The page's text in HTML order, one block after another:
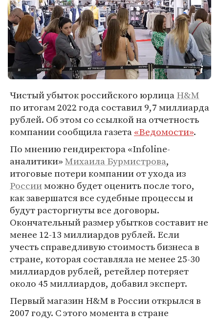
Чистый убыток российского юрлицаH&M
по итогам 2022 года составил 9,7 миллиарда
рублей. Об этом со ссылкой на отчетность
компании сообщила газета«Ведомости».
По мнению гендиректора «Infoline-
аналитики»Михаила Бурмистрова,
итоговые потери компании от ухода из
Россииможно будет оценить после того,
как завершатся все судебные процессы и
будут расторгнуты все договоры.
Окончательный размер убытков составит не
менее 12-13 миллиардов рублей. Если
учесть справедливую стоимость бизнеса в
стране, которая составляла не менее 25-30
миллиардов рублей, ретейлер потеряет
около 45 миллиардов, добавил эксперт.
Первый магазин H&M в России открылся в
2007 году. С этого момента в стране